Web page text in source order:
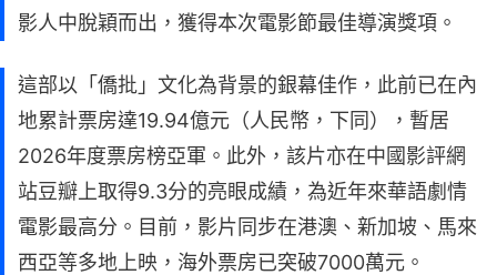
影人中脫穎而出，獲得本次電影節最佳導演獎項。
這部以「僑批」文化為背景的銀幕佳作，此前已在內
地累計票房達19.94億元（人民幣，下同），暫居
2026年度票房榜亞軍。此外，該片亦在中國影評網
站豆瓣上取得9.3分的亮眼成績，為近年來華語劇情
電影最高分。目前，影片同步在港澳、新加坡、馬來
西亞等多地上映，海外票房已突破7000萬元。